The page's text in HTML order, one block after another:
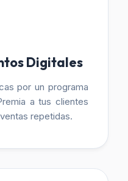
Digitales
por un programa
a tus clientes
repetidas.